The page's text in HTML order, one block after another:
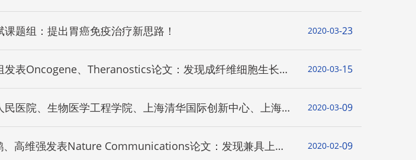
题组：提出胃癌免疫治疗新思路！ 23
2020-03
表Oncogene、Theranostics论文：发现成纤维细胞生长因
15
2020-03
医院、生物医学工程学院、上海清华国际创新中心、上海市
09
2020-03
高维强发表Nature Communications论文：发现兼具上皮
09
2020-02